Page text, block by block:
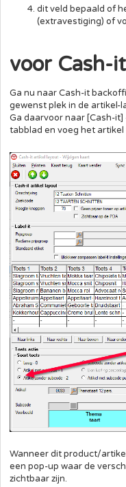
dit veld bepaald of
(extravestiging) of
voor Cash-it
Ga nu naar Cash-it
gewenst plek in de artikel-
Ga daarvoor naar [Cash-
tabblad en voeg het artikel
Wanneer dit product/
een pop-up waar de
zichtbaar zijn.